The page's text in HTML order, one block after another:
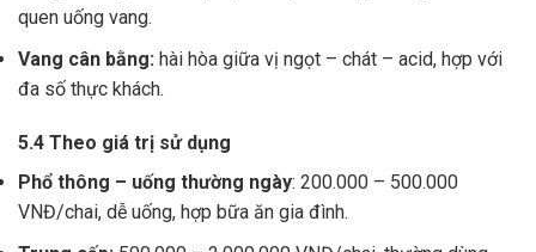
quen uống vang.
Vang cân bằng: hài hòa giữa vị ngọt – chát – acid, hợp với
đa số thực khách.
5.4 Theo giá trị sử dụng
Phổ thông – uống thường ngày: 200.000 – 500.000
VNĐ/chai, dễ uống, hợp bữa ăn gia đình.